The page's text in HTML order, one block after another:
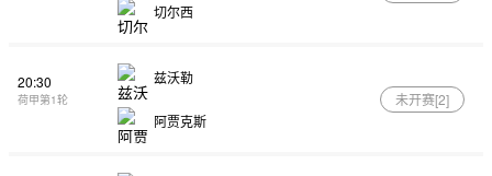
切尔西
20:30
荷甲第1轮
兹沃勒
阿贾克斯
未开赛[2]